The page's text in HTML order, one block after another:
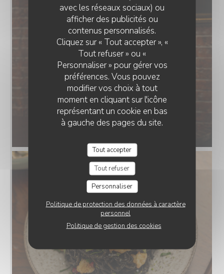
avec les réseaux sociaux) ou
afficher des publicités ou
contenus personnalisés.
Cliquez sur « Tout accepter », «
Tout refuser » ou «
Personnaliser » pour gérer vos
préférences. Vous pouvez
modifier vos choix à tout
moment en cliquant sur l'icône
représentant un cookie en bas
à gauche des pages du site.
Tout accepter
Tout refuser
Personnaliser
Politique de protection des données à caractère
personnel
Politique de gestion des cookies